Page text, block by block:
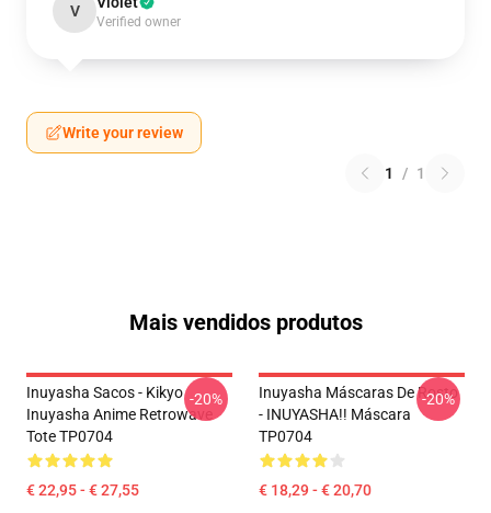
V
Verified owner
Write your review
1 / 1
Mais vendidos produtos
Inuyasha Sacos - Kikyo
Inuyasha Anime Retrowave
Tote TP0704
€ 22,95 - € 27,55
-20%
Inuyasha Máscaras De Rosto
- INUYASHA!! Máscara
TP0704
€ 18,29 - € 20,70
-20%